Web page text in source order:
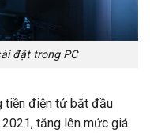
đặt trong PC
tiền điện tử bắt đầu
tăng lên mức giá